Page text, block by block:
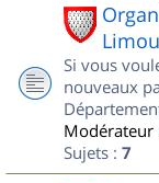
Si vous
nouveaux
Modérateur
Sujets : 7